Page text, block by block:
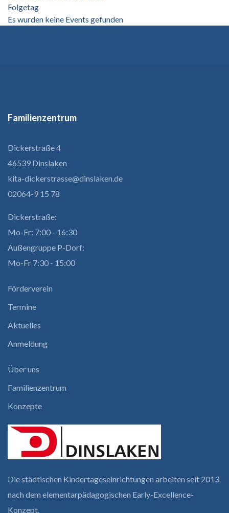
Folgetag
Es wurden keine Events gefunden
Familienzentrum
Dickerstraße 4
46539 Dinslaken
kita-dickerstrasse@dinslaken.de
02064-9 15 78
Dickerstraße:
Mo-Fr: 7:00 - 16:30
Außengruppe P-Dorf:
Mo-Fr 7:30 - 15:00
Förderverein
Termine
Aktuelles
Anmeldung
Über uns
Familienzentrum
Konzepte
Die städtischen Kindertages­einrichtungen arbeiten seit 2013
nach dem elementar­pädagogischen Early-Excellence-
Konzept.